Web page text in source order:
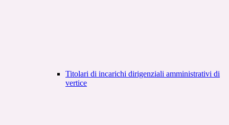
Titolari di incarichi dirigenziali amministrativi di
vertice